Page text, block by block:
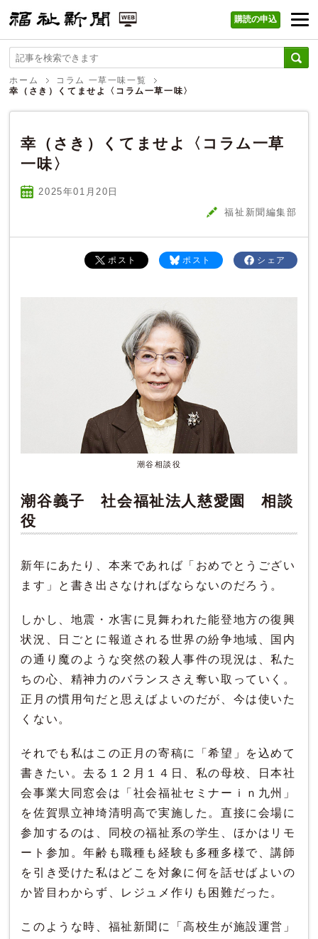
福祉新聞 WEB
購読の申込
ホーム
コラム 一草一味一覧
幸（さき）くてませよ〈コラム一草一味〉
幸（さき）くてませよ〈コラム一草
一味〉
2025年01 月20 日
福祉新聞編集部
シェア
ポスト
ポスト
潮谷相談役
潮谷義子 社会福祉法人慈愛園 相談
役
新年にあたり、本来であれば「おめでとうござい
ます」と書き出さなければならないのだろう。
しかし、地震・水害に見舞われた能登地方の復興
状況、日ごとに報道される世界の紛争地域、国内
の通り魔のような突然の殺人事件の現況は、私た
ちの心、精神力のバランスさえ奪い取っていく。
正月の慣用句だと思えばよいのだが、今は使いた
くない。
それでも私はこの正月の寄稿に「希望」を込めて
書きたい。去る１２月１４日、私の母校、日本社
会事業大同窓会は「社会福祉セミナーｉｎ九州」
を佐賀県立神埼清明高で実施した。直接に会場に
参加するのは、同校の福祉系の学生、ほかはリモ
ート参加。年齢も職種も経験も多種多様で、講師
を引き受けた私はどこを対象に何を話せばよいの
か皆目わからず、レジュメ作りも困難だった。
このような時、福祉新聞に「高校生が施設運営」